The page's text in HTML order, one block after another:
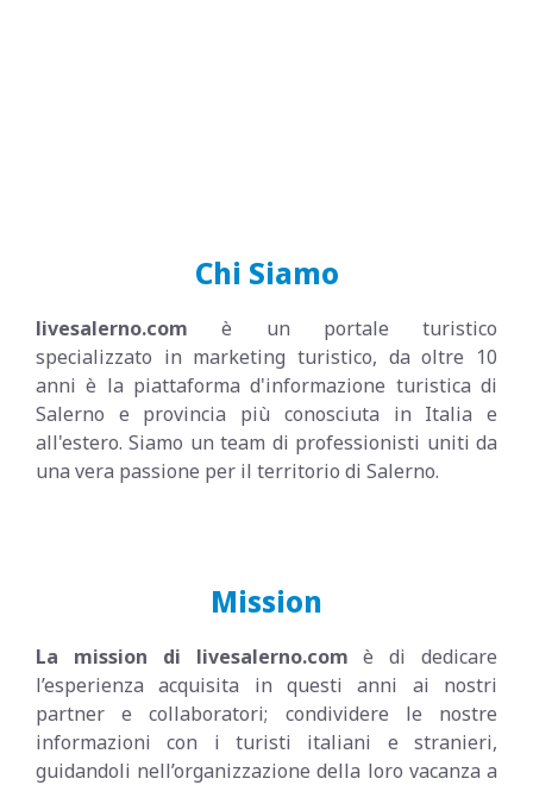
Chi Siamo
livesalerno.com è un portale turistico
specializzato in marketing turistico, da oltre 10
anni è la piattaforma d'informazione turistica di
Salerno e provincia più conosciuta in Italia e
all'estero. Siamo un team di professionisti uniti da
una vera passione per il territorio di Salerno.
Mission
La mission di livesalerno.com è di dedicare
l’esperienza acquisita in questi anni ai nostri
partner e collaboratori; condividere le nostre
informazioni con i turisti italiani e stranieri,
guidandoli nell’organizzazione della loro vacanza a